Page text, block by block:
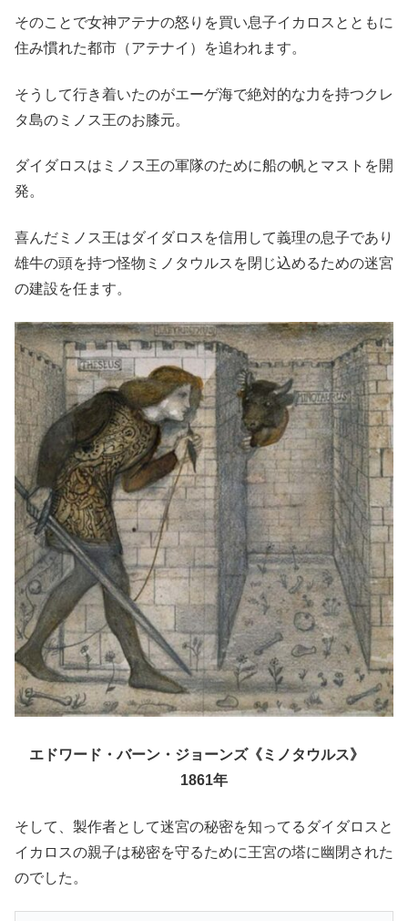
そのことで女神アテナの怒りを買い息子イカロスとともに
住み慣れた都市（アテナイ）を追われます。
そうして行き着いたのがエーゲ海で絶対的な力を持つクレ
タ島のミノス王のお膝元。
ダイダロスはミノス王の軍隊のために船の帆とマストを開
発。
喜んだミノス王はダイダロスを信用して義理の息子であり
雄牛の頭を持つ怪物ミノタウルスを閉じ込めるための迷宮
の建設を任ます。
エドワード・バーン・ジョーンズ《ミノタウルス》
1861年
そして、製作者として迷宮の秘密を知ってるダイダロスと
イカロスの親子は秘密を守るために王宮の塔に幽閉された
のでした。